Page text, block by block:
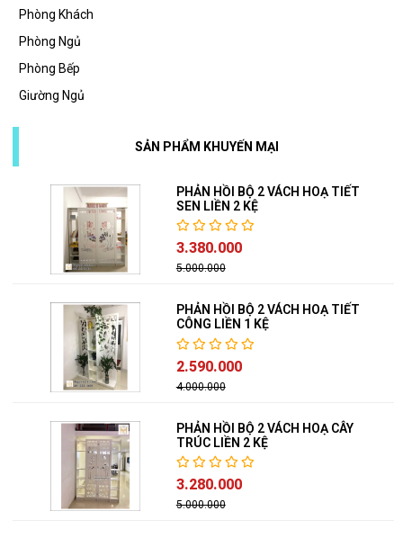
Phòng Khách
Phòng Ngủ
Phòng Bếp
Giường Ngủ
SẢN PHẨM KHUYẾN MẠI
PHẢN HỒI BỘ 2 VÁCH HOẠ TIẾT
SEN LIỀN 2 KỆ
3.380.000
5.000.000
PHẢN HỒI BỘ 2 VÁCH HOẠ TIẾT
CÔNG LIỀN 1 KỆ
2.590.000
4.000.000
PHẢN HỒI BỘ 2 VÁCH HOẠ CÂY
TRÚC LIỀN 2 KỆ
3.280.000
5.000.000